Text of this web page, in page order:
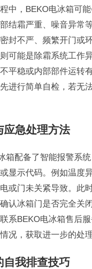
中，BEKO电冰箱可
结霜严重、噪音异常
封不严、频繁开门或
可能是除霜系统工作
平稳或内部部件运转
进行简单自检，若无
应急处理方法
箱配备了智能报警系
显示代码。例如温度
或门未关紧导致。此
认冰箱门是否完全关
系BEKO电冰箱售后
况，获取进一步的处理
自我排查技巧